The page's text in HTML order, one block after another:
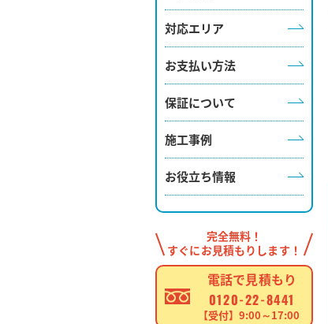
対応エリア
お支払い方法
保証について
施工事例
お役立ち情報
完全無料！
すぐにお見積もりします！
電話で見積もり
0120-22-8441
【受付】9:00～17:00